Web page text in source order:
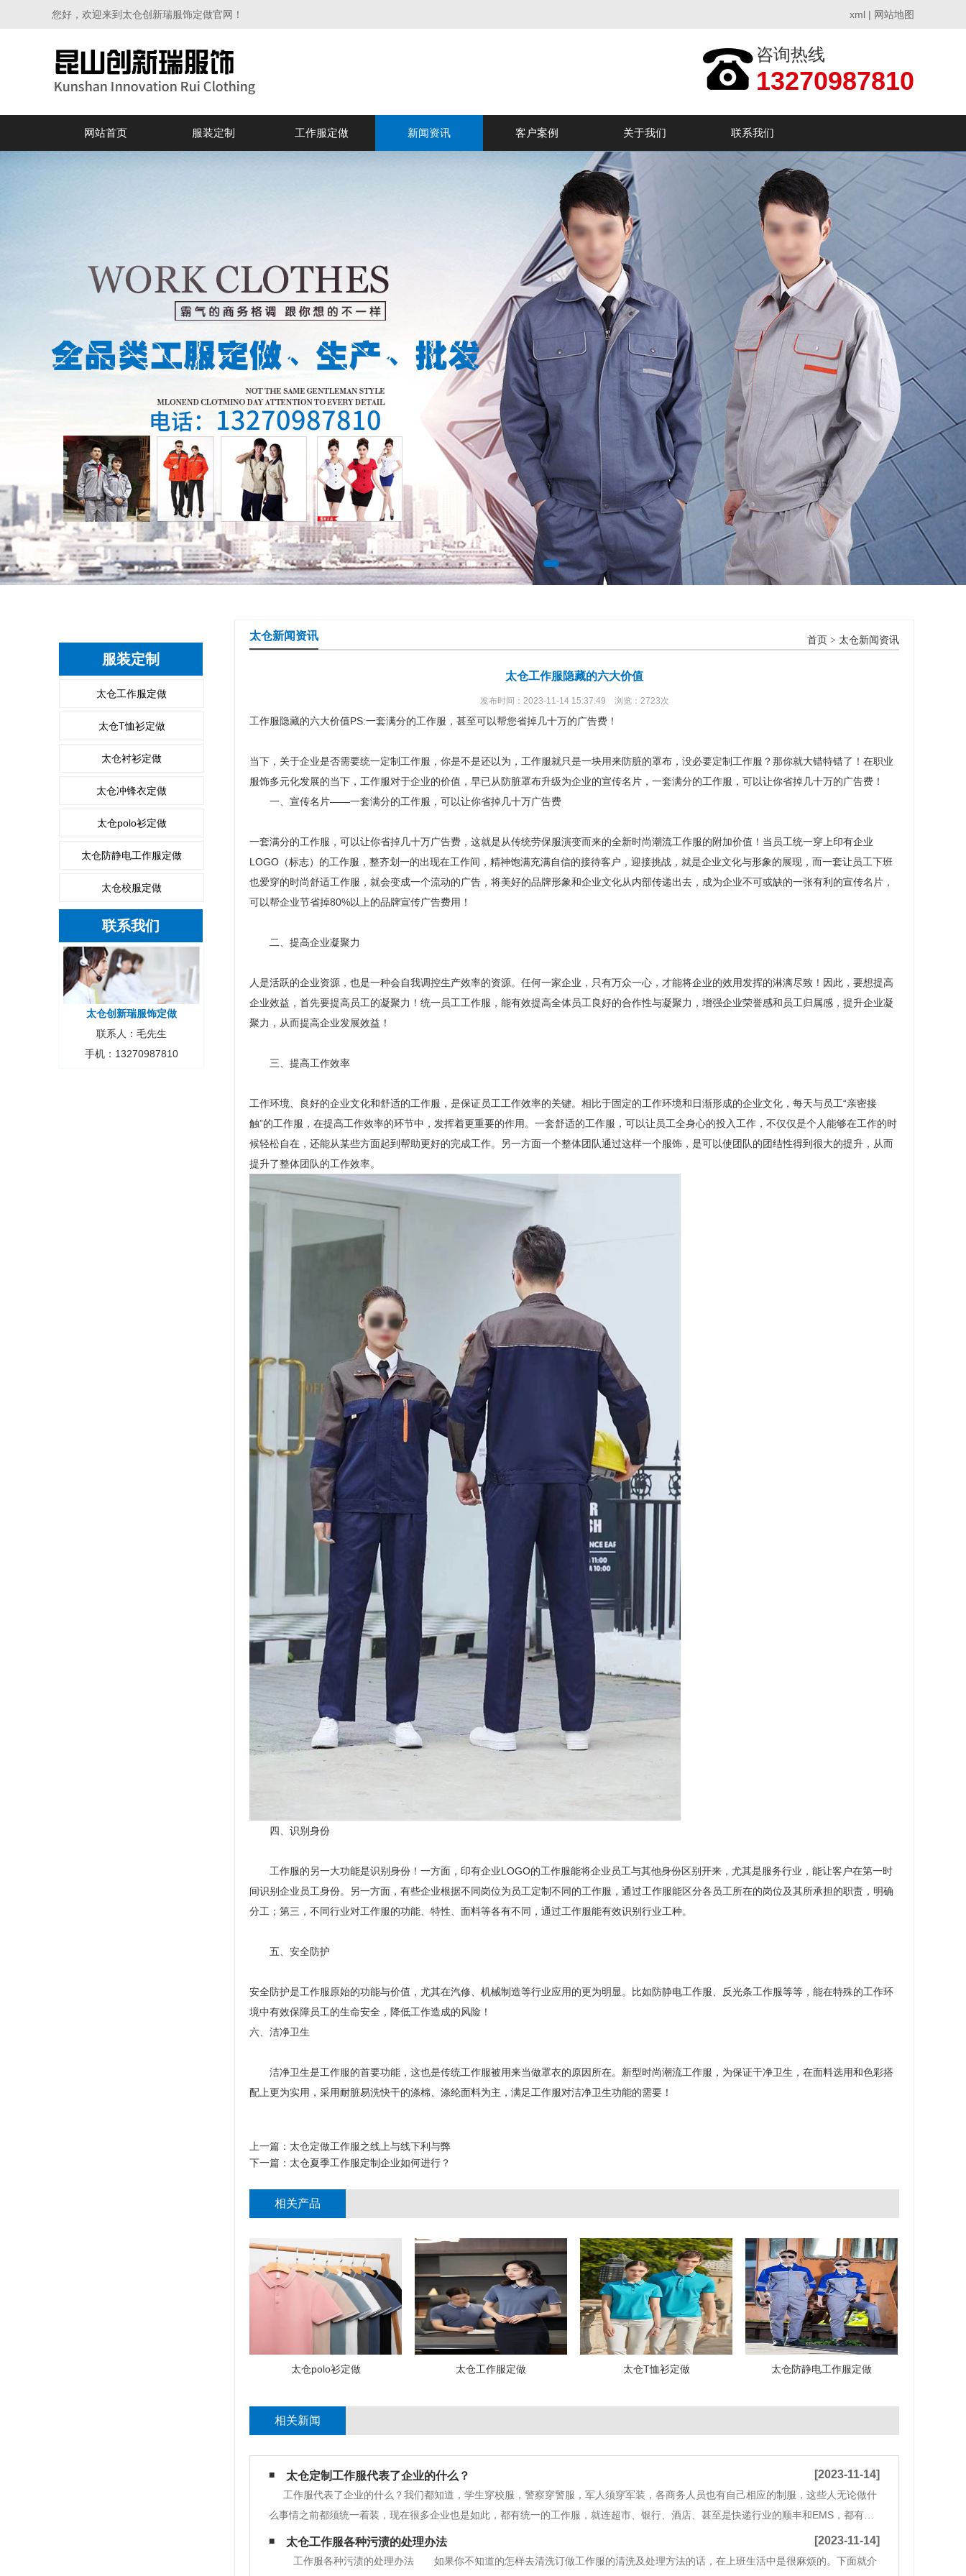
您好，欢迎来到太仓创新瑞服饰定做官网！ xml | 网站地图
咨询热线
13270987810
网站首页 服装定制 工作服定做 新闻资讯 客户案例 关于我们 联系我们
服装定制
太仓工作服定做
太仓T恤衫定做
太仓衬衫定做
太仓冲锋衣定做
太仓polo衫定做
太仓防静电工作服定做
太仓校服定做
联系我们
太仓创新瑞服饰定做
联系人：毛先生
手机：13270987810
太仓新闻资讯 首页 > 太仓新闻资讯
太仓工作服隐藏的六大价值
发布时间：2023-11-14 15:37:49 浏览：2723次
工作服隐藏的六大价值PS:一套满分的工作服，甚至可以帮您省掉几十万的广告费！
当下，关于企业是否需要统一定制工作服，你是不是还以为，工作服就只是一块用来防脏的罩布，没必要定制工作服？那你就大错特错了！在职业
服饰多元化发展的当下，工作服对于企业的价值，早已从防脏罩布升级为企业的宣传名片，一套满分的工作服，可以让你省掉几十万的广告费！
一、宣传名片——一套满分的工作服，可以让你省掉几十万广告费
一套满分的工作服，可以让你省掉几十万广告费，这就是从传统劳保服演变而来的全新时尚潮流工作服的附加价值！当员工统一穿上印有企业
LOGO（标志）的工作服，整齐划一的出现在工作间，精神饱满充满自信的接待客户，迎接挑战，就是企业文化与形象的展现，而一套让员工下班
也爱穿的时尚舒适工作服，就会变成一个流动的广告，将美好的品牌形象和企业文化从内部传递出去，成为企业不可或缺的一张有利的宣传名片，
可以帮企业节省掉80%以上的品牌宣传广告费用！
二、提高企业凝聚力
人是活跃的企业资源，也是一种会自我调控生产效率的资源。任何一家企业，只有万众一心，才能将企业的效用发挥的淋漓尽致！因此，要想提高
企业效益，首先要提高员工的凝聚力！统一员工工作服，能有效提高全体员工良好的合作性与凝聚力，增强企业荣誉感和员工归属感，提升企业凝
聚力，从而提高企业发展效益！
三、提高工作效率
工作环境、良好的企业文化和舒适的工作服，是保证员工工作效率的关键。相比于固定的工作环境和日渐形成的企业文化，每天与员工“亲密接
触”的工作服，在提高工作效率的环节中，发挥着更重要的作用。一套舒适的工作服，可以让员工全身心的投入工作，不仅仅是个人能够在工作的时
候轻松自在，还能从某些方面起到帮助更好的完成工作。另一方面一个整体团队通过这样一个服饰，是可以使团队的团结性得到很大的提升，从而
提升了整体团队的工作效率。
四、识别身份
工作服的另一大功能是识别身份！一方面，印有企业LOGO的工作服能将企业员工与其他身份区别开来，尤其是服务行业，能让客户在第一时
间识别企业员工身份。另一方面，有些企业根据不同岗位为员工定制不同的工作服，通过工作服能区分各员工所在的岗位及其所承担的职责，明确
分工；第三，不同行业对工作服的功能、特性、面料等各有不同，通过工作服能有效识别行业工种。
五、安全防护
安全防护是工作服原始的功能与价值，尤其在汽修、机械制造等行业应用的更为明显。比如防静电工作服、反光条工作服等等，能在特殊的工作环
境中有效保障员工的生命安全，降低工作造成的风险！
六、洁净卫生
洁净卫生是工作服的首要功能，这也是传统工作服被用来当做罩衣的原因所在。新型时尚潮流工作服，为保证干净卫生，在面料选用和色彩搭
配上更为实用，采用耐脏易洗快干的涤棉、涤纶面料为主，满足工作服对洁净卫生功能的需要！
上一篇： 太仓定做工作服之线上与线下利与弊
下一篇： 太仓夏季工作服定制企业如何进行？
相关产品
太仓polo衫定做 太仓工作服定做 太仓T恤衫定做 太仓防静电工作服定做
相关新闻
太仓定制工作服代表了企业的什么？ [2023-11-14]
工作服代表了企业的什么？我们都知道，学生穿校服，警察穿警服，军人须穿军装，各商务人员也有自己相应的制服，这些人无论做什
么事情之前都须统一着装，现在很多企业也是如此，都有统一的工作服，就连超市、银行、酒店、甚至是快递行业的顺丰和EMS，都有统
一的工作服。为什么现如今的企业如此重视员工的着装？随着中国企业不发的不断前进，工作服俨然成了企业文化中必不可少的组成部
分。虽然工作服看起来不时髦，不好看，但它们
太仓工作服各种污渍的处理办法 [2023-11-14]
工作服各种污渍的处理办法 如果你不知道的怎样去清洗订做工作服的清洗及处理方法的话，在上班生活中是很麻烦的。下面就介